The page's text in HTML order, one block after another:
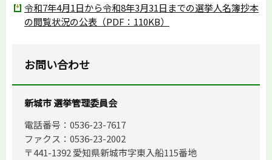
令和7年4月1日から令和8年3月31日までの選挙人名簿抄本
の閲覧状況の公表（PDF：110KB）
お問い合わせ
新城市 選挙管理委員会
電話番号：0536-23-7617
ファクス：0536-23-2002
〒441-1392 愛知県新城市字東入船115番地